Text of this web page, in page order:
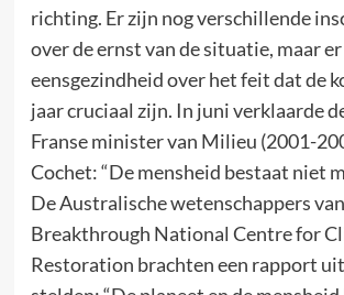
richting. Er zijn nog verschillende
over de ernst van de situatie, maar er
eensgezindheid over het feit dat de
jaar cruciaal zijn. In juni verklaarde
Franse minister van Milieu (2001-
Cochet: “De mensheid bestaat niet
De Australische wetenschappers
Breakthrough National Centre for
Restoration brachten een rapport